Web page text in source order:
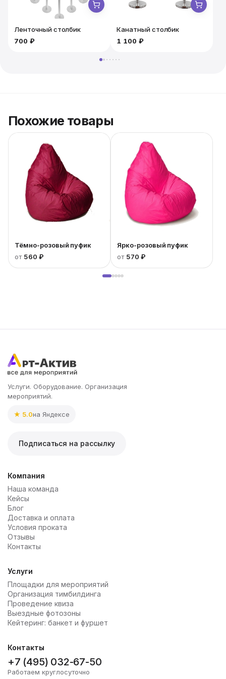
Ленточный столбик
700 ₽
Канатный столбик
1 100 ₽
Похожие товары
Тёмно-розовый пуфик
от 560 ₽
Ярко-розовый пуфик
от 570 ₽
Услуги. Оборудование. Организация
мероприятий.
★ 5.0на Яндексе
Подписаться на рассылку
Компания
Наша команда
Кейсы
Блог
Доставка и оплата
Условия проката
Отзывы
Контакты
Услуги
Площадки для мероприятий
Организация тимбилдинга
Проведение квиза
Выездные фотозоны
Кейтеринг: банкет и фуршет
Контакты
+7 (495) 032-67-50
Работаем круглосуточно